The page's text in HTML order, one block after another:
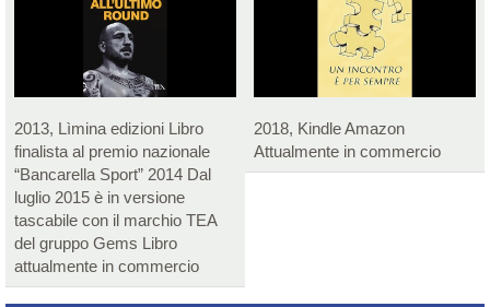
2013, Lìmina edizioni Libro
finalista al premio nazionale
“Bancarella Sport” 2014 Dal
luglio 2015 è in versione
tascabile con il marchio TEA
del gruppo Gems Libro
attualmente in commercio
2018, Kindle Amazon
Attualmente in commercio